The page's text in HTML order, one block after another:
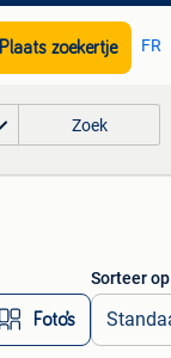
Plaats zoekertje FR
Zoek
Foto’s
Sorteer op